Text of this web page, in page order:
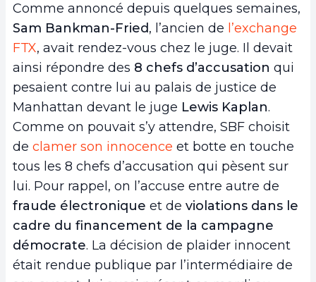
Comme annoncé depuis quelques semaines,
Sam Bankman-Fried, l’ancien de l’exchange
FTX, avait rendez-vous chez le juge. Il devait
ainsi répondre des 8 chefs d’accusation qui
pesaient contre lui au palais de justice de
Manhattan devant le juge Lewis Kaplan.
Comme on pouvait s’y attendre, SBF choisit
de clamer son innocence et botte en touche
tous les 8 chefs d’accusation qui pèsent sur
lui. Pour rappel, on l’accuse entre autre de
fraude électronique et de violations dans le
cadre du financement de la campagne
démocrate. La décision de plaider innocent
était rendue publique par l’intermédiaire de